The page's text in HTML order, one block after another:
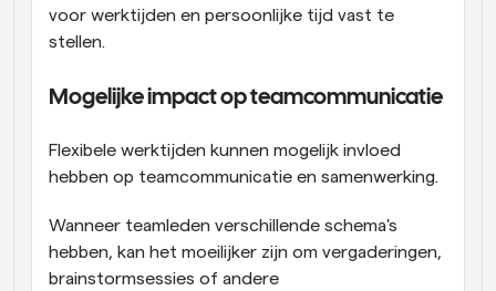
voor werktijden en persoonlijke tijd vast te
stellen.
Mogelijke impact op teamcommunicatie
Flexibele werktijden kunnen mogelijk invloed
hebben op teamcommunicatie en samenwerking.
Wanneer teamleden verschillende schema's
hebben, kan het moeilijker zijn om vergaderingen,
brainstormsessies of andere